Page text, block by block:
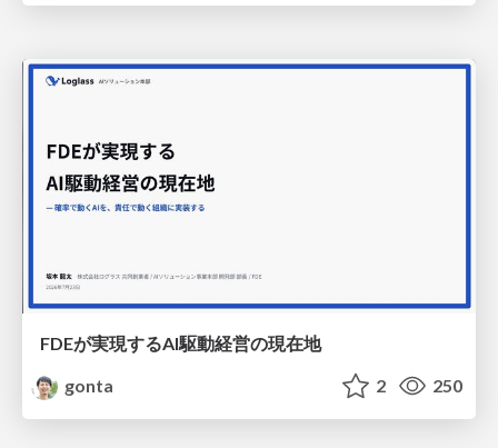
FDEが実現するAI駆動経営の現在地
gonta
2 250